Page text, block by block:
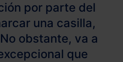
por parte del
una casilla,
obstante, va a
que